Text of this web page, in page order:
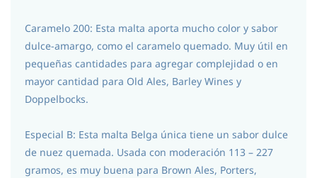
Caramelo 200: Esta malta aporta mucho color y sabor
dulce-amargo, como el caramelo quemado. Muy útil en
pequeñas cantidades para agregar complejidad o en
mayor cantidad para Old Ales, Barley Wines y
Doppelbocks.
Especial B: Esta malta Belga única tiene un sabor dulce
de nuez quemada. Usada con moderación 113 – 227
gramos, es muy buena para Brown Ales, Porters,